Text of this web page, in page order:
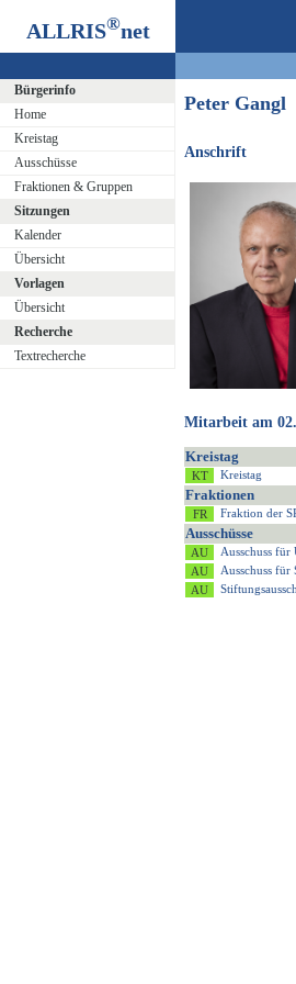
ALLRIS®net
Bürgerinfo
Home
Kreistag
Ausschüsse
Fraktionen & Gruppen
Sitzungen
Kalender
Übersicht
Vorlagen
Übersicht
Recherche
Textrecherche
Peter Gangl
Anschrift
Mitarbeit am
Kreistag
Kreistag
Fraktionen
Fraktion der
Ausschüsse
Ausschuss
Ausschuss für